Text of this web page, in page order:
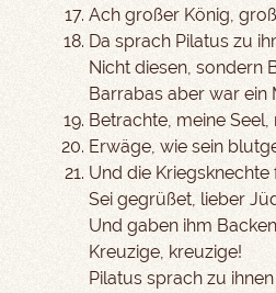
Ach großer König,
Da sprach Pilatus zu
Nicht diesen, sondern
Barrabas aber war ein
Betrachte, meine
Erwäge, wie sein
Und die
Sei gegrüßet, lieber
Und gaben ihm
Kreuzige, kreuzige!
Pilatus sprach zu ihnen